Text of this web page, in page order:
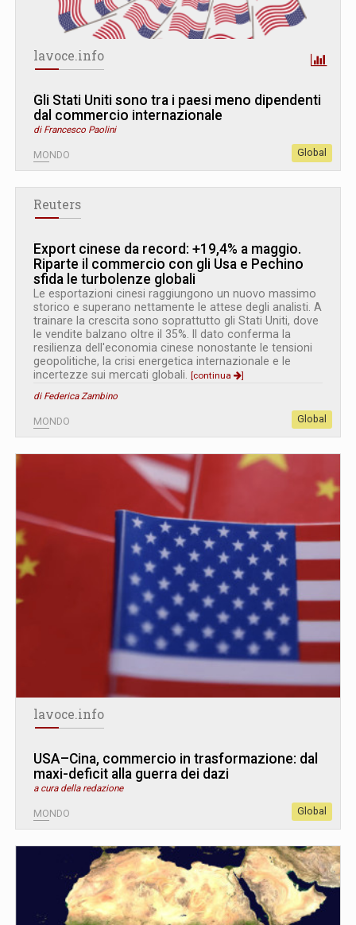
lavoce.info
Gli Stati Uniti sono tra i paesi meno dipendenti
dal commercio internazionale
di Francesco Paolini
MONDO Global
Reuters
Export cinese da record: +19,4% a maggio.
Riparte il commercio con gli Usa e Pechino
sfida le turbolenze globali
Le esportazioni cinesi raggiungono un nuovo massimo
storico e superano nettamente le attese degli analisti. A
trainare la crescita sono soprattutto gli Stati Uniti, dove
le vendite balzano oltre il 35%. Il dato conferma la
resilienza dell'economia cinese nonostante le tensioni
geopolitiche, la crisi energetica internazionale e le
incertezze sui mercati globali. [continua
]
di Federica Zambino
MONDO Global
lavoce.info
USA–Cina, commercio in trasformazione: dal
maxi-deficit alla guerra dei dazi
a cura della redazione
MONDO Global